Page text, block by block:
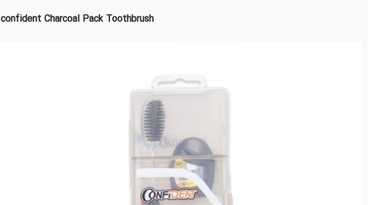
confident Charcoal Pack Toothbrush